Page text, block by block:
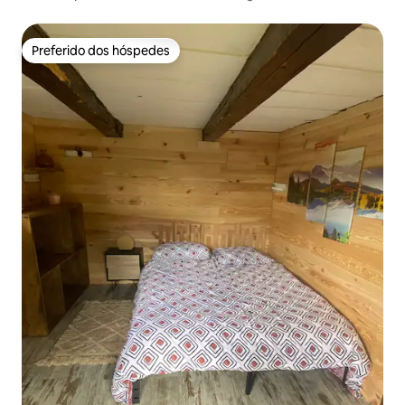
Preferido dos hóspedes
Preferido dos hóspedes